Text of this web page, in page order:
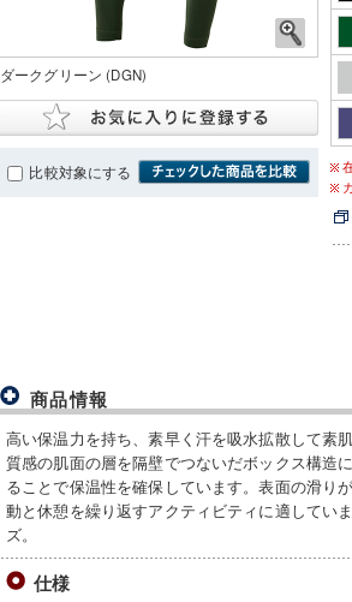
ダークグリーン (DGN)
比較対象にする
商品情報
高い保温力を持ち、素早く汗を吸水拡散して素
質感の肌面の層を隔壁でつないだボックス構造
ることで保温性を確保しています。表面の滑り
動と休憩を繰り返すアクティビティに適してい
ズ。
仕様